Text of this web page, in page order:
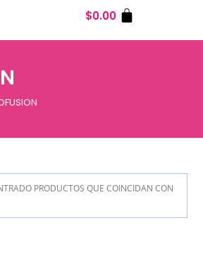
$0.00
PRODUCTOS QUE COINCIDAN CON